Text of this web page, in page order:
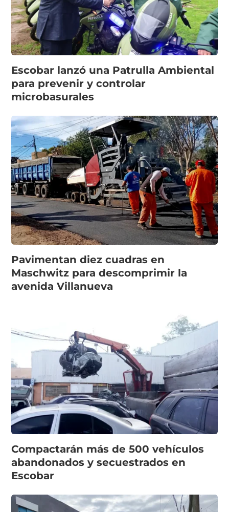
Escobar lanzó una Patrulla Ambiental
para prevenir y controlar
microbasurales
Pavimentan diez cuadras en
Maschwitz para descomprimir la
avenida Villanueva
Compactarán más de 500 vehículos
abandonados y secuestrados en
Escobar